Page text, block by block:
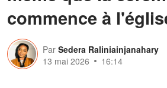
commence à
Par Sedera Raliniainjanahary
13 mai 2026
16:14